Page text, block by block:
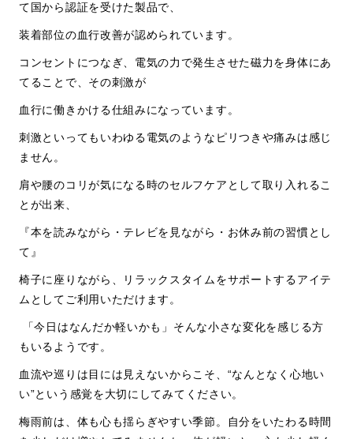
て国から認証を受けた製品で、
装着部位の血行改善が認められています。
コンセントにつなぎ、電気の力で発生させた磁力を身体にあ
てることで、その刺激が
血行に働きかける仕組みになっています。
刺激といってもいわゆる電気のようなピリつきや痛みは感じ
ません。
肩や腰のコリが気になる時のセルフケアとして取り入れるこ
とが出来、
『本を読みながら・テレビを見ながら・お休み前の習慣とし
て』
椅子に座りながら、リラックスタイムをサポートするアイテ
ムとしてご利用いただけます。
「今日はなんだか軽いかも」そんな小さな変化を感じる方
もいるようです。
血流や巡りは目には見えないからこそ、 “なんとなく心地い
い”という感覚を大切にしてみてください。
梅雨前は、体も心も揺らぎやすい季節。自分をいたわる時間